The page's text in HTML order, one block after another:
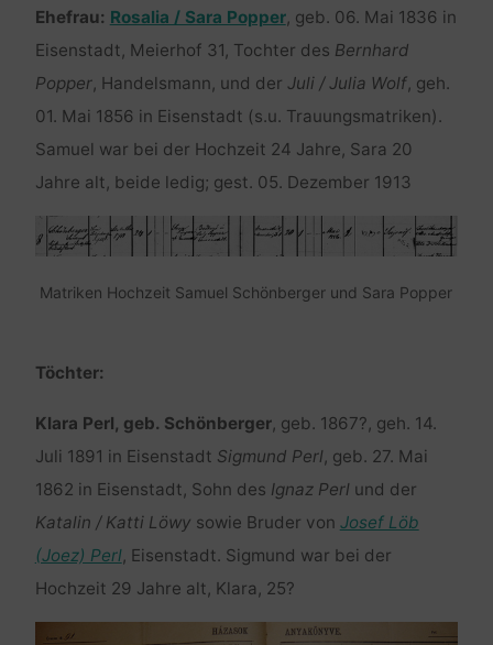
Ehefrau: Rosalia / Sara Popper, geb. 06. Mai 1836 in
Eisenstadt, Meierhof 31, Tochter des Bernhard
Popper, Handelsmann, und der Juli / Julia Wolf, geh.
01. Mai 1856 in Eisenstadt (s.u. Trauungsmatriken).
Samuel war bei der Hochzeit 24 Jahre, Sara 20
Jahre alt, beide ledig; gest. 05. Dezember 1913
Matriken Hochzeit Samuel Schönberger und Sara Popper
Töchter:
Klara Perl, geb. Schönberger, geb. 1867?, geh. 14.
Juli 1891 in Eisenstadt Sigmund Perl, geb. 27. Mai
1862 in Eisenstadt, Sohn des Ignaz Perl und der
Katalin / Katti Löwy sowie Bruder von Josef Löb
(Joez) Perl, Eisenstadt. Sigmund war bei der
Hochzeit 29 Jahre alt, Klara, 25?